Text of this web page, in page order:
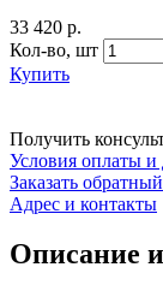
33 420 р.
Кол-во, шт
Купить
Получить
Условия оплаты и
Заказать
Адрес и контакты
Описание